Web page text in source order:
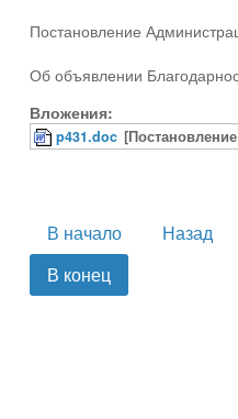
Постановление
Об объявлении
Вложения:
p431.doc
В начало Назад
В конец